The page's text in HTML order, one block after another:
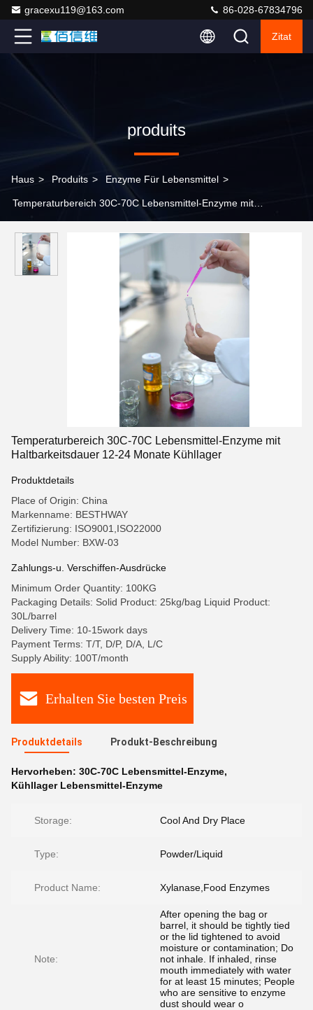
gracexu119@163.com 86-028-67834796
Zitat
produits
Haus > Produits > Enzyme Für Lebensmittel >
Temperaturbereich 30C-70C Lebensmittel-Enzyme mit
Temperaturbereich 30C-70C Lebensmittel-Enzyme mit
Haltbarkeitsdauer 12-24 Monate Kühllager
Produktdetails
Place of Origin: China
Markenname: BESTHWAY
Zertifizierung: ISO9001,ISO22000
Model Number: BXW-03
Zahlungs-u. Verschiffen-Ausdrücke
Minimum Order Quantity: 100KG
Packaging Details: Solid Product: 25kg/bag Liquid Product:
30L/barrel
Delivery Time: 10-15work days
Payment Terms: T/T, D/P, D/A, L/C
Supply Ability: 100T/month
Erhalten Sie besten Preis
Produktdetails Produkt-Beschreibung
Hervorheben: 30C-70C Lebensmittel-Enzyme,
Kühllager Lebensmittel-Enzyme
Storage: Cool And Dry Place
Type: Powder/Liquid
Product Name: Xylanase,Food Enzymes
Note:
After opening the bag or
barrel, it should be tightly tied
or the lid tightened to avoid
moisture or contamination; Do
not inhale. If inhaled, rinse
mouth immediately with water
for at least 15 minutes; People
who are sensitive to enzyme
dust should wear o